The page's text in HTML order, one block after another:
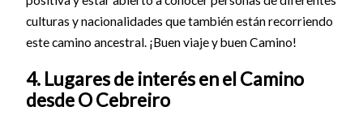
culturas y nacionalidades que también están recorriendo
este camino ancestral. ¡Buen viaje y buen Camino!
4. Lugares de interés en el Camino
desde O Cebreiro